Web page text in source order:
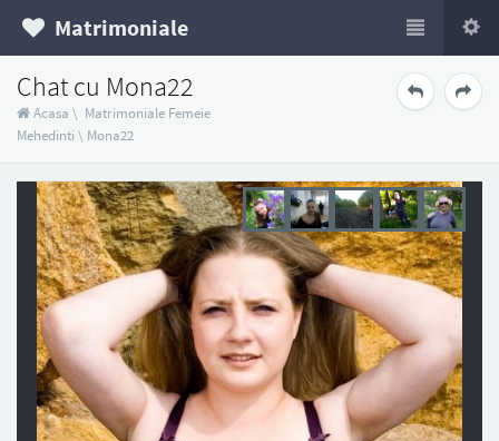
Matrimoniale
Chat cu Mona22
Acasa \ Matrimoniale Femeie
Mehedinti \ Mona22